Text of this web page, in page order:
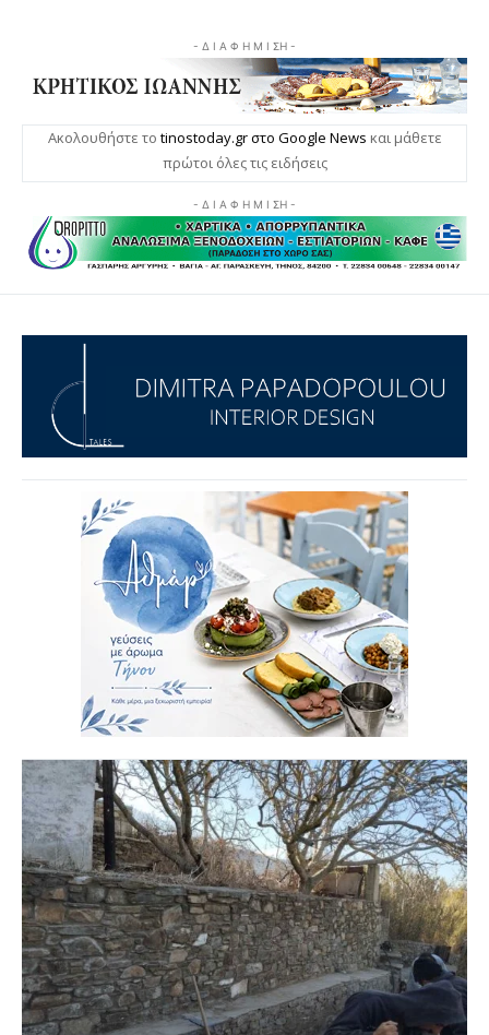
- Δ Ι Α Φ Η Μ Ι ΣΗ -
Ακολουθήστε το tinostoday.gr στο Google News και μάθετε
πρώτοι όλες τις ειδήσεις
- Δ Ι Α Φ Η Μ Ι ΣΗ -